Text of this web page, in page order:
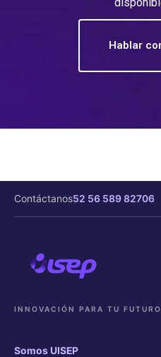
Contáctanos52 56 589 82706
INNOVACIÓN PARA TU FUTURO
Somos UISEP